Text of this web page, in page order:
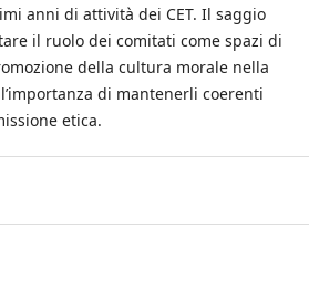
anni di attività dei CET. Il saggio
il ruolo dei comitati come spazi di
della cultura morale nella
di mantenerli coerenti
etica.